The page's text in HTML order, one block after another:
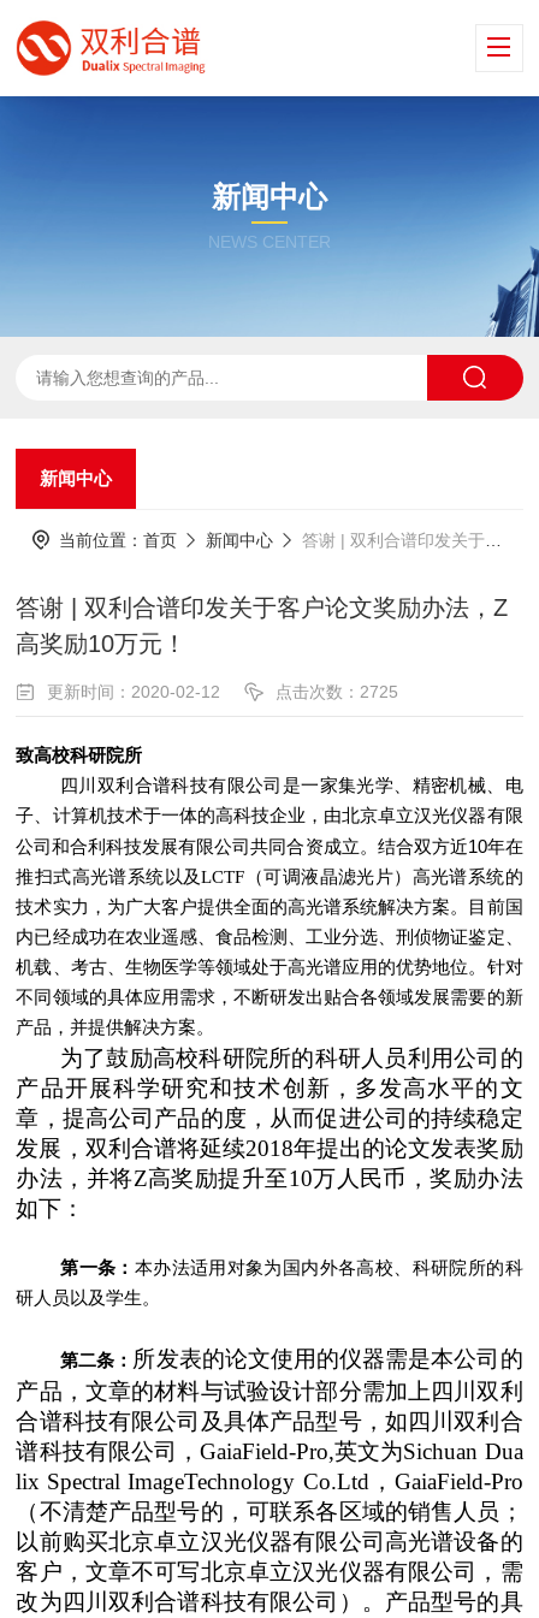
新闻中心
NEWS CENTER
新闻中心
当前位置：首页 新闻中心 答谢 | 双利合谱印发关于客户论文奖励办法，Z高奖励10万元！
答谢 | 双利合谱印发关于客户论文奖励办法，Z
高奖励10万元！
更新时间：2020-02-12 点击次数：2725
致高校科研院所
四川双利合谱科技有限公司是一家集光学、精密机械、电
子、计算机技术于一体的高科技企业，由北京卓立汉光仪器有限
公司和合利科技发展有限公司共同合资成立。结合双方近10年在
推扫式高光谱系统以及LCTF （可调液晶滤光片）高光谱系统的
技术实力，为广大客户提供全面的高光谱系统解决方案。目前国
内已经成功在农业遥感、食品检测、工业分选、刑侦物证鉴定、
机载、考古、生物医学等领域处于高光谱应用的优势地位。针对
不同领域的具体应用需求，不断研发出贴合各领域发展需要的新
产品，并提供解决方案。
为了鼓励高校科研院所的科研人员利用公司的
产品开展科学研究和技术创新，多发高水平的文
章，提高公司产品的度，从而促进公司的持续稳定
发展，双利合谱将延续2018年提出的论文发表奖励
办法，并将Z高奖励提升至10万人民币，奖励办法
如下：
第一条： 本办法适用对象为国内外各高校、科研院所的科
研人员以及学生。
第二条： 所发表的论文使用的仪器需是本公司的
产品，文章的材料与试验设计部分需加上四川双利
合谱科技有限公司及具体产品型号，如四川双利合
谱科技有限公司，GaiaField-Pro,英文为Sichuan Dua
lix Spectral ImageTechnology Co.Ltd ， GaiaField-Pro
（不清楚产品型号的，可联系各区域的销售人员；
以前购买北京卓立汉光仪器有限公司高光谱设备的
客户，文章不可写北京卓立汉光仪器有限公司，需
改为四川双利合谱科技有限公司）。产品型号的具